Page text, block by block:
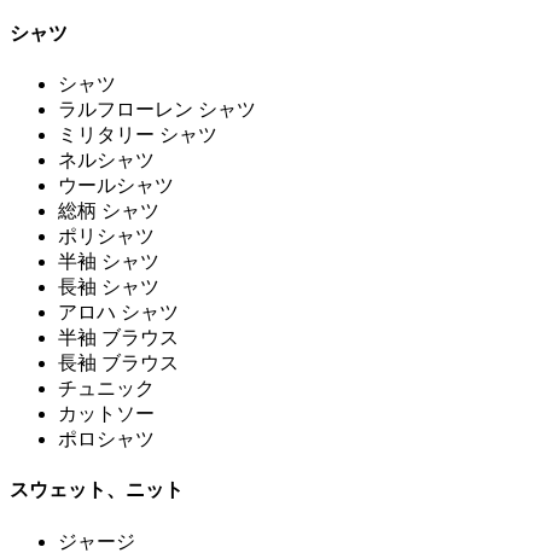
シャツ
シャツ
ラルフローレン シャツ
ミリタリー シャツ
ネルシャツ
ウールシャツ
総柄 シャツ
ポリシャツ
半袖 シャツ
長袖 シャツ
アロハ シャツ
半袖 ブラウス
長袖 ブラウス
チュニック
カットソー
ポロシャツ
スウェット、ニット
ジャージ